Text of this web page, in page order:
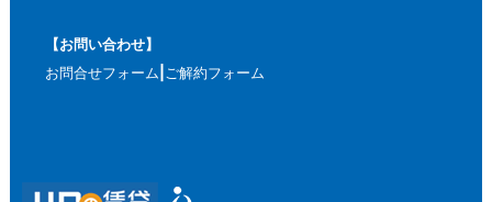
【お問い合わせ】
お問合せフォーム ご解約フォーム